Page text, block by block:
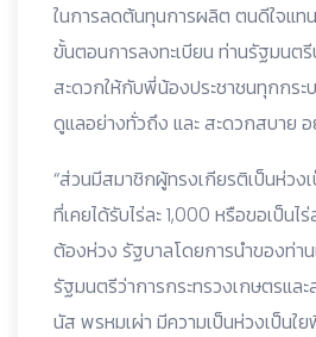
ในการลดต้นทุนการผลิต ตนดีใจแท
ขั้นตอนการลงทะเบียน ท่านรัฐมนต
สะดวกให้กับพี่น้องประชาชนทุกกระ
ดูแลอย่างทั่วถึง และ สะดวกสบาย
“ส่วนมีสมาชิกผู้ทรงเกียรติเป็นห่วงเ
ที่เคยได้รับไร่ละ 1,000 หรือขอเป็นไ
ต้องห่วง รัฐบาลโดยการนำของท่า
รัฐมนตรีว่าการกระทรวงเกษตรแล
นัส พรหมเผ่า มีความเป็นห่วงเป็นใ